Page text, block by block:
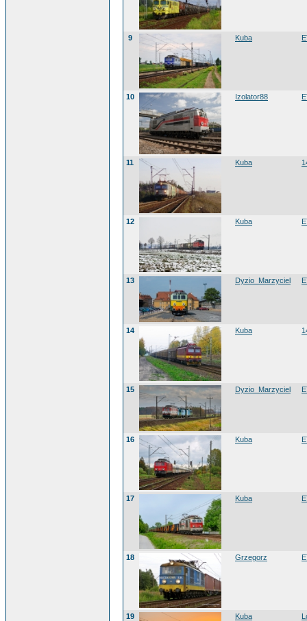
9 Kuba
10 Izolator88
11 Kuba
12 Kuba
13 Dyzio_Marzyciel
14 Kuba
15 Dyzio_Marzyciel
16 Kuba
17 Kuba
18 Grzegorz
19 Kuba